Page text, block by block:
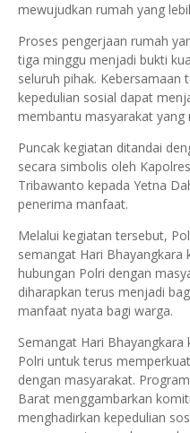
mewujudkan rumah yang
Proses pengerjaan rumah
tiga minggu menjadi bukti
seluruh pihak.
kepedulian sosial dapat
membantu masyarakat yang
Puncak kegiatan ditandai
secara simbolis oleh
Tribawanto kepada Yetna
penerima manfaat.
Melalui kegiatan tersebut,
semangat Hari
hubungan Polri dengan
diharapkan terus menjadi
manfaat nyata bagi warga.
Semangat Hari
Polri untuk terus
dengan masyarakat.
Barat menggambarkan
menghadirkan kepedulian